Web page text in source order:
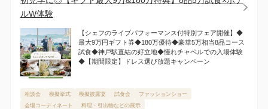
ルW体験
【シェフのライブパフォーマンス付特別フェア開催】◆
最大9万円ギフト券◆180万優待◆豪華5万相当8品コース
試食◆神戸駅直結の好立地◆憧れチャペルでの入場体験
◆【期間限定】ドレス選び放題キャンペーン
相談会 模擬挙式 模擬披露宴 試食会
ファッションショー
会場コーディネート
料理・引出物などの展示